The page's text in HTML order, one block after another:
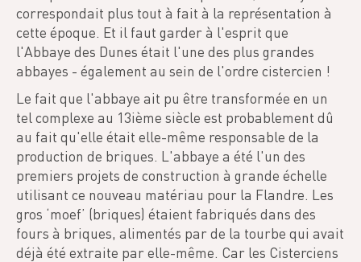
correspondait plus tout à fait à la représentation à
cette époque. Et il faut garder à l'esprit que
l'Abbaye des Dunes était l'une des plus grandes
abbayes - également au sein de l'ordre cistercien !
Le fait que l'abbaye ait pu être transformée en un
tel complexe au 13ième siècle est probablement dû
au fait qu'elle était elle-même responsable de la
production de briques. L'abbaye a été l'un des
premiers projets de construction à grande échelle
utilisant ce nouveau matériau pour la Flandre. Les
gros ‘moef’ (briques) étaient fabriqués dans des
fours à briques, alimentés par de la tourbe qui avait
déjà été extraite par elle-même. Car les Cisterciens